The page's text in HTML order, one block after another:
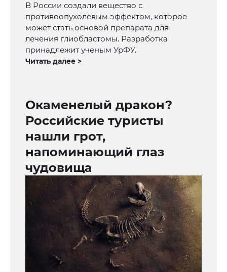
В России создали вещество с
противоопухолевым эффектом, которое
может стать основой препарата для
лечения глиобластомы. Разработка
принадлежит ученым УрФУ.
Читать далее >
Окаменелый дракон?
Российские туристы
нашли грот,
напоминающий глаз
чудовища